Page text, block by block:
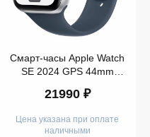
Смарт-часы Apple Watch
SE 2024 GPS 44mm
with Storm Blue Sport
21990 ₽
Цена указана при оплате
наличными